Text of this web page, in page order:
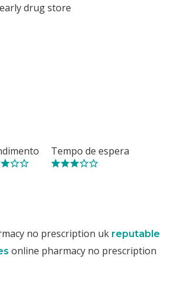
drug store
Tempo de espera
no prescription uk reputable
online pharmacy no prescription